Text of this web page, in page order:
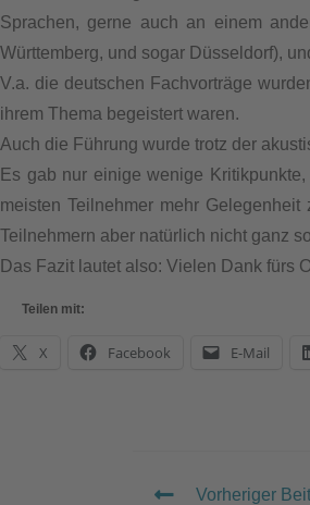
Sprachen, gerne auch an einem
Württemberg, und sogar Düsseldorf),
V.a. die deutschen Fachvorträge
ihrem Thema begeistert waren.
Auch die Führung wurde trotz der
Es gab nur einige wenige
meisten Teilnehmer mehr
Teilnehmern aber natürlich nicht ganz
Das Fazit lautet also: Vielen Dank fürs
Teilen mit:
X Facebook E-Mail
Vorheriger